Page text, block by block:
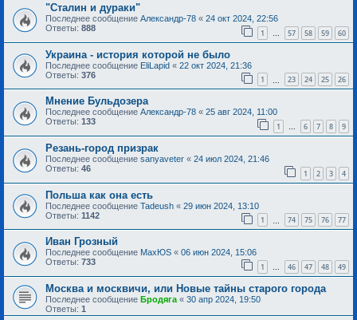
"Сталин и дураки"
Последнее сообщение Александр-78 « 24 окт 2024, 22:56
Ответы: 888 1 … 57 58 59 60
Украина - история которой не было
Последнее сообщение EliLapid « 22 окт 2024, 21:36
Ответы: 376 1 23 24 25 26
Мнение Бульдозера
Последнее сообщение Александр-78 « 25 авг 2024, 11:00
Ответы: 133 1 … 6 7 8 9
Резань-город призрак
Последнее сообщение sanyaveter « 24 июл 2024, 21:46
Ответы: 46 1 2 3 4
Польша как она есть
Последнее сообщение Tadeush « 29 июн 2024, 13:10
Ответы: 1142 1 74 75 76 77
Иван Грозный
Последнее сообщение MaxЮS « 06 июн 2024, 15:06
Ответы: 733 1 … 46 47 48 49
Москва и москвичи, или Новые тайны старого города
Последнее сообщение Бродяга « 30 апр 2024, 19:50
Ответы: 1